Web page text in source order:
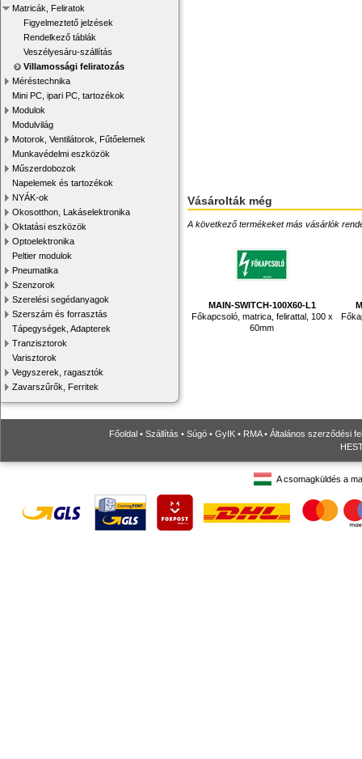
Matricák, Feliratok
Figyelmeztető jelzések
Rendelkező táblák
Veszélyesáru-szállítás
Villamossági feliratozás
Méréstechnika
Mini PC, ipari PC, tartozékok
Modulok
Modulvilág
Motorok, Ventilátorok, Fűtőelemek
Munkavédelmi eszközök
Műszerdobozok
Napelemek és tartozékok
NYÁK-ok
Okosotthon, Lakáselektronika
Oktatási eszközök
Optoelektronika
Peltier modulok
Pneumatika
Szenzorok
Szerelési segédanyagok
Szerszám és forrasztás
Tápegységek, Adapterek
Tranzisztorok
Varisztorok
Vegyszerek, ragasztók
Zavarszűrők, Ferritek
Vásárolták még
A következő termékeket más vásárlók
MAIN-SWITCH-100X60-L1
Főkapcsoló, matrica, felirattal, 100 x
60mm
Főoldal • Szállítás • Súgó • GyIK • RMA• Általános szerződési
A csomagküldés a